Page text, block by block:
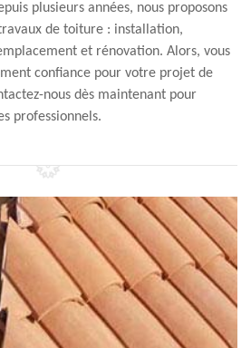
plusieurs années, nous proposons
de toiture : installation,
et rénovation. Alors, vous
confiance pour votre projet de
nous dès maintenant pour
professionnels.